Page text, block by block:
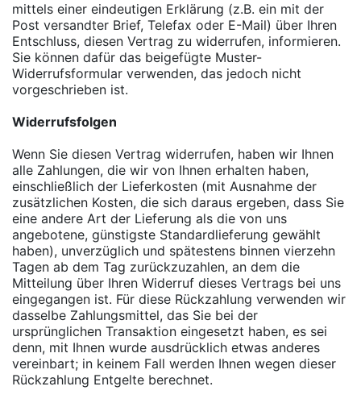
mittels einer eindeutigen Erklärung (z.B. ein mit der
Post versandter Brief, Telefax oder E-Mail) über Ihren
Entschluss, diesen Vertrag zu widerrufen, informieren.
Sie können dafür das beigefügte Muster-
Widerrufsformular verwenden, das jedoch nicht
vorgeschrieben ist.
Widerrufsfolgen
Wenn Sie diesen Vertrag widerrufen, haben wir Ihnen
alle Zahlungen, die wir von Ihnen erhalten haben,
einschließlich der Lieferkosten (mit Ausnahme der
zusätzlichen Kosten, die sich daraus ergeben, dass Sie
eine andere Art der Lieferung als die von uns
angebotene, günstigste Standardlieferung gewählt
haben), unverzüglich und spätestens binnen vierzehn
Tagen ab dem Tag zurückzuzahlen, an dem die
Mitteilung über Ihren Widerruf dieses Vertrags bei uns
eingegangen ist. Für diese Rückzahlung verwenden wir
dasselbe Zahlungsmittel, das Sie bei der
ursprünglichen Transaktion eingesetzt haben, es sei
denn, mit Ihnen wurde ausdrücklich etwas anderes
vereinbart; in keinem Fall werden Ihnen wegen dieser
Rückzahlung Entgelte berechnet.